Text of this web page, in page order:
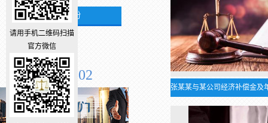
合同纠纷
全国服务电话
0543-2210102
请用手机二维码扫描
官方微信